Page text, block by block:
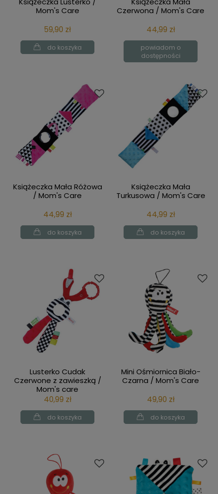
Mom's Care
59,90 zł
do koszyka
Czerwona / Mom's Care
44,99 zł
powiadom o
dostępności
Książeczka Mała Różowa
/ Mom's Care
44,99 zł
do koszyka
Książeczka Mała
Turkusowa / Mom's Care
44,99 zł
do koszyka
Lusterko Cudak
Czerwone z zawieszką /
Mom's care
40,99 zł
do koszyka
Mini Ośmiornica Biało-
Czarna / Mom's Care
49,90 zł
do koszyka